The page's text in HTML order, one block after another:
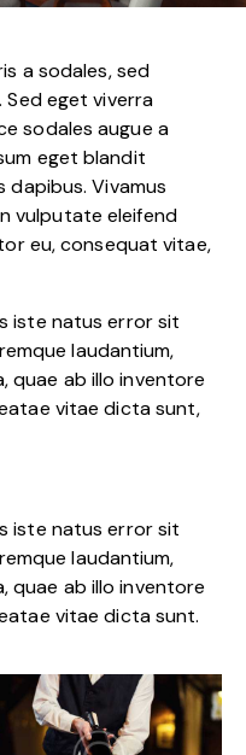
a sodales, sed
eget viverra
sodales augue a
eget blandit
dapibus. Vivamus
vulputate eleifend
eu, consequat vitae,
iste natus error sit
laudantium,
quae ab illo inventore
vitae dicta sunt,
iste natus error sit
laudantium,
quae ab illo inventore
vitae dicta sunt.